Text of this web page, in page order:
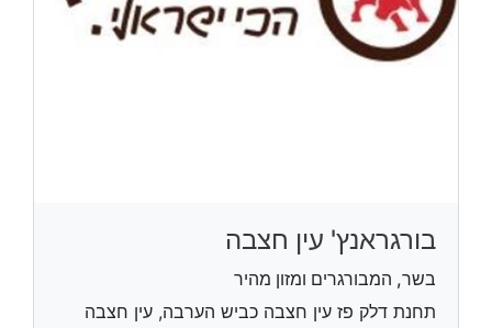
בורגראנץ' עין חצבה
בשר, המבורגרים ומזון מהיר
תחנת דלק פז עין חצבה כביש הערבה, עין חצבה